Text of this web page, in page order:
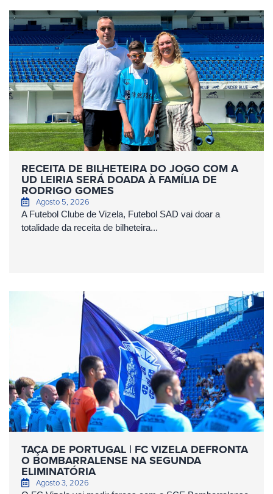
RECEITA DE BILHETEIRA DO JOGO COM A
UD LEIRIA SERÁ DOADA À FAMÍLIA DE
RODRIGO GOMES
Agosto 5, 2026
A Futebol Clube de Vizela, Futebol SAD vai doar a
totalidade da receita de bilheteira...
TAÇA DE PORTUGAL | FC VIZELA DEFRONTA
O BOMBARRALENSE NA SEGUNDA
ELIMINATÓRIA
Agosto 3, 2026